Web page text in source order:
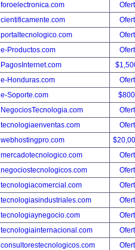
foroelectronica.com
cientificamente.com
portaltecnologico.com
e-Productos.com
PagosInternet.com
e-Honduras.com
e-Soporte.com
NegociosTecnologia.com
tecnologiaenventas.com
webhostingpro.com
mercadotecnologico.com
negociostecnologicos.com
tecnologiacomercial.com
tecnologiasindustriales.com
tecnologiaynegocio.com
tecnologiainternacional.com
consultorestecnologicos.com